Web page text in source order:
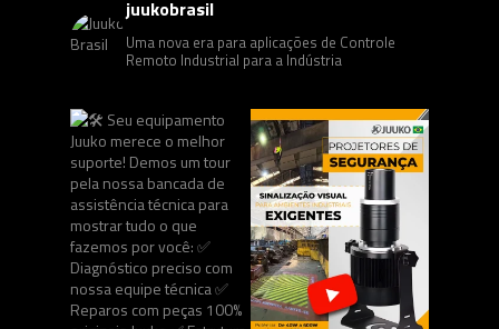
juukobrasil
Uma nova era para aplicações de Controle
Remoto Industrial para a Indústria